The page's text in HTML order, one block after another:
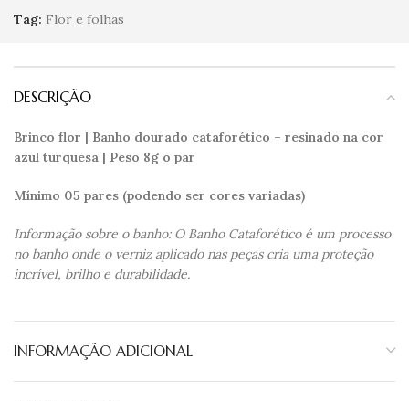
Tag: Flor e folhas
DESCRIÇÃO
Brinco flor | Banho dourado cataforético – resinado na cor
azul turquesa | Peso 8g o par
Mínimo 05 pares (podendo ser cores variadas)
Informação sobre o banho: O Banho Cataforético é um processo
no banho onde o verniz aplicado nas peças cria uma proteção
incrível, brilho e durabilidade.
INFORMAÇÃO ADICIONAL